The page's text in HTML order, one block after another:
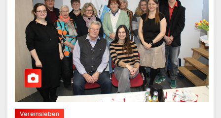
Vereinsleben